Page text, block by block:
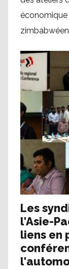
Les
l'Asie-
liens en